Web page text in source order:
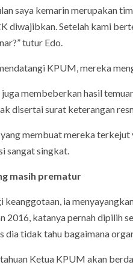
saya kemarin merupakan
diwajibkan. Setelah kami
tutur Edo.
KPUM, mereka
membeberkan hasil
disertai surat keterangan
yang membuat mereka
sangat singkat.
masih prematur
keanggotaan, ia
2016, katanya pernah dipilih
dia tidak tahu bagaimana
Ketua KPUM akan